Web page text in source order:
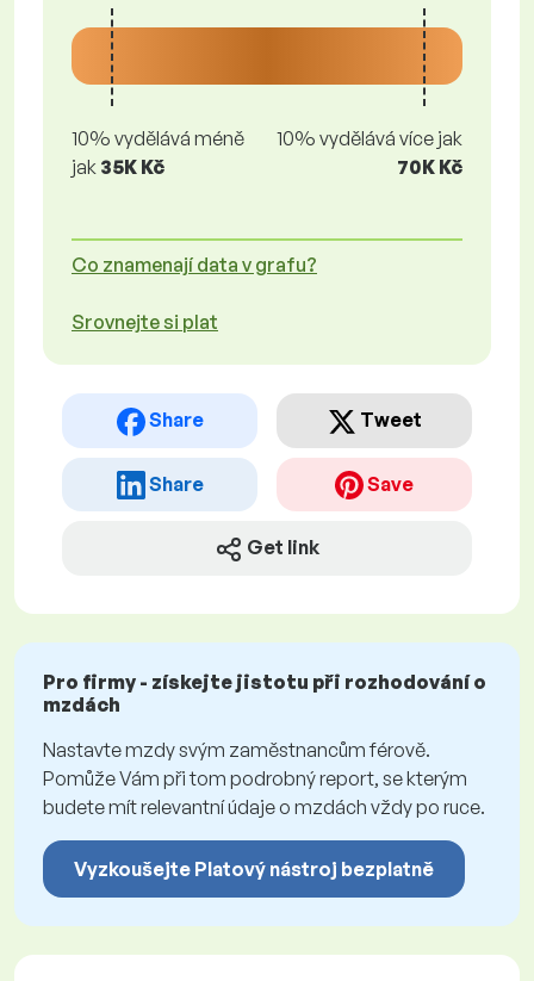
10% vydělává méně
jak 35K Kč
10% vydělává více jak
70K Kč
Co znamenají data v grafu?
Srovnejte si plat
Share Tweet
Share Save
Get link
Pro firmy - získejte jistotu při rozhodování o
mzdách
Nastavte mzdy svým zaměstnancům férově.
Pomůže Vám při tom podrobný report, se kterým
budete mít relevantní údaje o mzdách vždy po ruce.
Vyzkoušejte Platový nástroj bezplatně